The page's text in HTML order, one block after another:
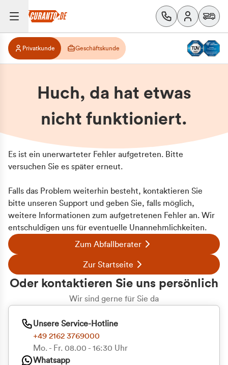
Privatkunde Geschäftskunde
Huch, da hat etwas
nicht funktioniert.
Es ist ein unerwarteter Fehler aufgetreten. Bitte
versuchen Sie es später erneut.
Falls das Problem weiterhin besteht, kontaktieren Sie
bitte unseren Support und geben Sie, falls möglich,
weitere Informationen zum aufgetretenen Fehler an. Wir
entschuldigen uns für eventuelle Unannehmlichkeiten.
Zum Abfallberater
Zur Startseite
Oder kontaktieren Sie uns persönlich
Wir sind gerne für Sie da
Unsere Service-Hotline
+49 2162 3769000
Mo. - Fr. 08.00 - 16:30 Uhr
Whatsapp